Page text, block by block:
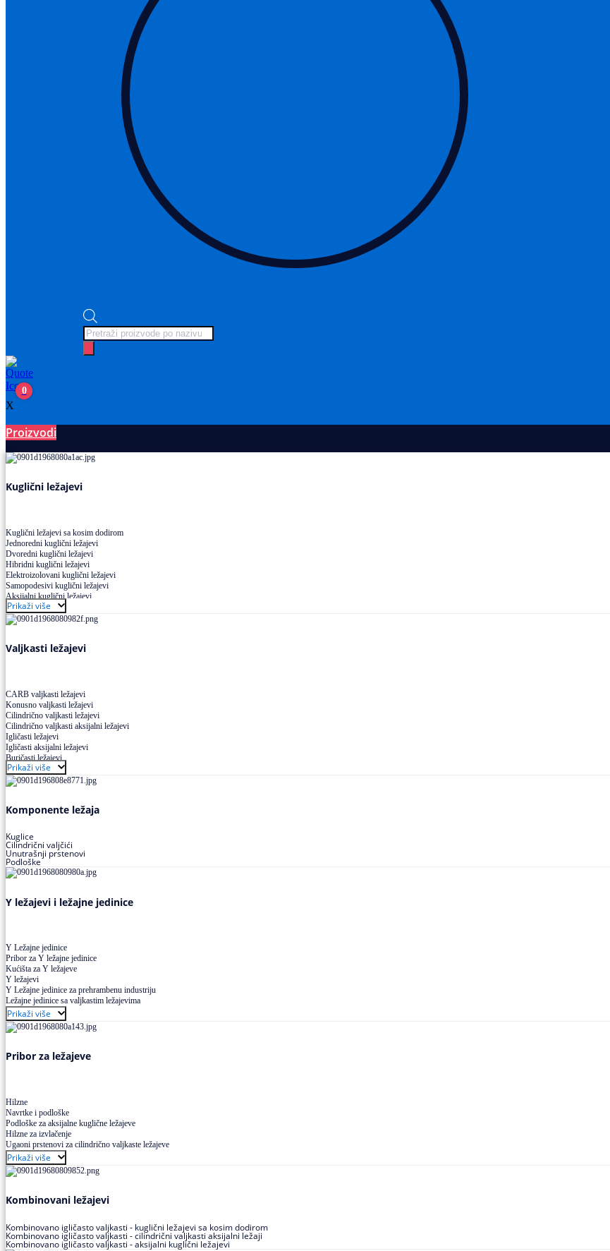
Products
search
0
X
Proizvodi
Kuglični ležajevi
Kuglični ležajevi sa kosim dodirom
Jednoredni kuglični ležajevi
Dvoredni kuglični ležajevi
Hibridni kuglični ležajevi
Elektroizolovani kuglični ležajevi
Samopodesivi kuglični ležajevi
Aksijalni kuglični ležajevi
Kuglični ležajevi od nerđajućeg čelika
Prikaži više
Valjkasti ležajevi
CARB valjkasti ležajevi
Konusno valjkasti ležajevi
Cilindrično valjkasti ležajevi
Cilindrično valjkasti aksijalni ležajevi
Igličasti ležajevi
Igličasti aksijalni ležajevi
Buričasti ležajevi
Buričasti zaptiveni ležajevi
Buričasti aksijalni ležajevi
Prikaži više
Komponente ležaja
Kuglice
Cilindrični valjčići
Unutrašnji prstenovi
Podloške
Y ležajevi i ležajne jedinice
Y Ležajne jedinice
Pribor za Y ležajne jedinice
Kućišta za Y ležajeve
Y ležajevi
Y Ležajne jedinice za prehrambenu industriju
Ležajne jedinice sa valjkastim ležajevima
Prikaži više
Pribor za ležajeve
Hilzne
Navrtke i podloške
Podloške za aksijalne kuglične ležajeve
Hilzne za izvlačenje
Ugaoni prstenovi za cilindrično valjkaste ležajeve
Prikaži više
Kombinovani ležajevi
Kombinovano igličasto valjkasti - kuglični ležajevi sa kosim dodirom
Kombinovano igličasto valjkasti - cilindrični valjkasti aksijalni ležaji
Kombinovano igličasto valjkasti - aksijalni kuglični ležajevi